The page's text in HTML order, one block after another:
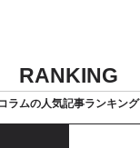
RANKING
ラムの人気記事ランキング